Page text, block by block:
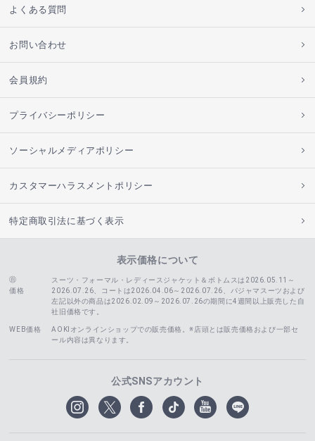
よくある質問
お問い合わせ
会員規約
プライバシーポリシー
ソーシャルメディアポリシー
カスタマーハラスメントポリシー
特定商取引法に基づく表示
表示価格について
価格
スーツ・フォーマル・レディースジャケット＆ボトムスは2026.05.11～
2026.07.26、コートは2026.04.06～2026.07.26、
パジャマスーツおよび
左記以外の商品は2026.02.09～2026.07.26の期間に4週間以上販売した自
社旧価格です。
WEB価格
AOKIオンラインショップでの販売価格。※店頭とは販売価格および一部セ
ール内容は異なります。
公式SNSアカウント